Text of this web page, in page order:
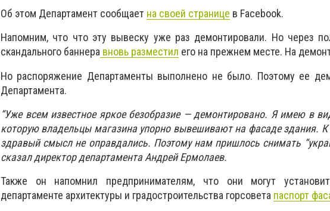
Об этом Департамент сообщает на своей странице в Facebook.
Напомним, что что эту вывеску уже раз демонтировали. Но через
скандального баннера вновь разместил его на прежнем месте. На
Но распоряжение Департаменты выполнено не было. Поэтому ее
Департамента.
“Уже всем известное яркое безобразие — демонтировано. Я имею в
которую владельцы магазина упорно вывешивают на фасаде здания.
здравый смысл не оправдались. Поэтому нам пришлось снимать
сказал директор департамента Андрей Ермолаев.
Также он напомнил предпринимателям, что они могут
департаменте архитектуры и градостроительства горсовета паспорт